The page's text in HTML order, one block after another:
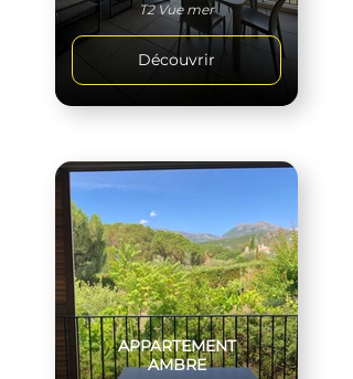
T2 Vue mer
Découvrir
APPARTEMENT
AMBRE